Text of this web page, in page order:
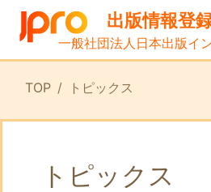
出版情報登
一般社団法人日本出版イ
TOP トピックス
トピックス